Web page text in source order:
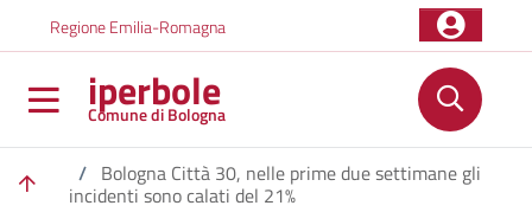
Regione Emilia-Romagna
iperbole
Comune di Bologna
/ Bologna Città 30, nelle prime due settimane gli
incidenti sono calati del 21%